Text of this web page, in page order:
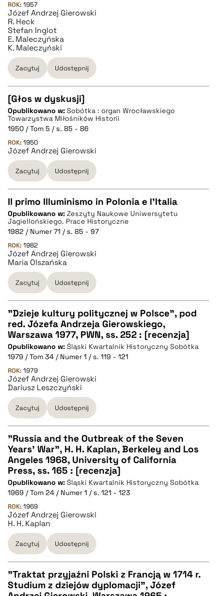
BIBTEX
pobierz cytat
ROK: 1957
Józef Andrzej Gierowski
R. Heck
Stefan Inglot
E. Maleczyńska
K. Maleczyński
Zacytuj Udostępnij
CZYSTY TEKST
pobierz cytat
BIBTEX
pobierz cytat
[Głos w dyskusji]
Opublikowano w: Sobótka : organ Wrocławskiego
Towarzystwa Miłośników Historii
1950 / Tom 5 / s. 85 - 86
ROK: 1950
Józef Andrzej Gierowski
Zacytuj Udostępnij
CZYSTY TEKST
pobierz cytat
BIBTEX
Il primo Illuminismo in Polonia e l'Italia
Opublikowano w: Zeszyty Naukowe Uniwersytetu
Jagiellońskiego. Prace Historyczne
1982 / Numer 71 / s. 85 - 97
ROK: 1982
Józef Andrzej Gierowski
Maria Olszańska
Zacytuj Udostępnij
CZYSTY TEKST
pobierz cytat
BIBTEX
pobierz cytat
"Dzieje kultury politycznej w Polsce", pod
red. Józefa Andrzeja Gierowskiego,
Warszawa 1977, PWN, ss. 252 : [recenzja]
Opublikowano w: Śląski Kwartalnik Historyczny Sobótka
1979 / Tom 34 / Numer 1 / s. 119 - 121
ROK: 1979
Józef Andrzej Gierowski
Dariusz Leszczyński
Zacytuj Udostępnij
CZYSTY TEKST
pobierz cytat
BIBTEX
pobierz cytat
"Russia and the Outbreak of the Seven
Years' War", H. H. Kaplan, Berkeley and Los
Angeles 1968, University of California
Press, ss. 165 : [recenzja]
Opublikowano w: Śląski Kwartalnik Historyczny Sobótka
1969 / Tom 24 / Numer 1 / s. 121 - 123
ROK: 1969
Józef Andrzej Gierowski
H. H. Kaplan
Zacytuj Udostępnij
CZYSTY TEKST
"Traktat przyjaźni Polski z Francją w 1714 r.
Studium z dziejów dyplomacji", Józef